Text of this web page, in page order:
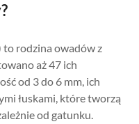
rodzina owadów z
aż 47 ich
od 3 do 6 mm, ich
łuskami, które tworzą
od gatunku.